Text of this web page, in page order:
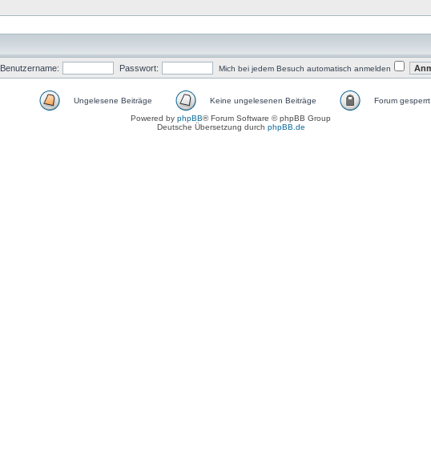
Benutzername: Passwort: Mich bei jedem Besuch automatisch anmelden
Ungelesene Beiträge Keine ungelesenen Beiträge
Forum gesperrt
Powered by phpBB® Forum Software © phpBB Group
Deutsche Übersetzung durch phpBB.de